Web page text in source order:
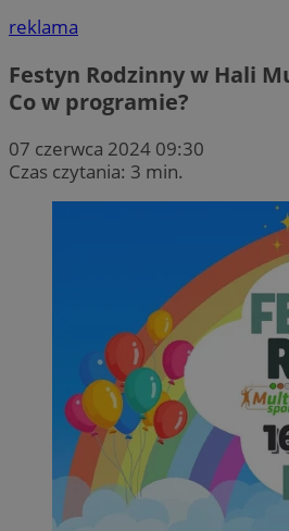
reklama
Festyn Rodzinny w Hali
Co w programie?
07 czerwca 2024 09:30
Czas czytania: 3 min.